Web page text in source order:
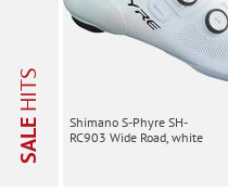
SALE
HITS
Shimano S-Phyre SH-
RC903 Wide Road, white